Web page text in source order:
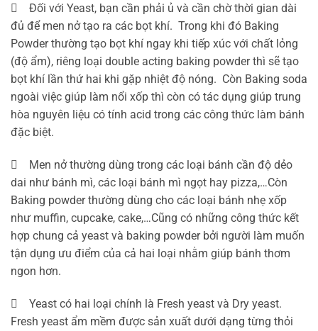
 Đối với Yeast, bạn cần phải ủ và cần chờ thời gian dài
đủ để men nở tạo ra các bọt khí. Trong khi đó Baking
Powder thường tạo bọt khí ngay khi tiếp xúc với chất lỏng
(độ ẩm), riêng loại double acting baking powder thì sẽ tạo
bọt khí lần thứ hai khi gặp nhiệt độ nóng. Còn Baking soda
ngoài việc giúp làm nổi xốp thì còn có tác dụng giúp trung
hòa nguyên liệu có tính acid trong các công thức làm bánh
đặc biệt.
 Men nở thường dùng trong các loại bánh cần độ dẻo
dai như bánh mì, các loại bánh mì ngọt hay pizza,…Còn
Baking powder thường dùng cho các loại bánh nhẹ xốp
như muffin, cupcake, cake,…Cũng có những công thức kết
hợp chung cả yeast và baking powder bởi người làm muốn
tận dụng ưu điểm của cả hai loại nhằm giúp bánh thơm
ngon hơn.
 Yeast có hai loại chính là Fresh yeast và Dry yeast.
Fresh yeast ẩm mềm được sản xuất dưới dạng từng thỏi